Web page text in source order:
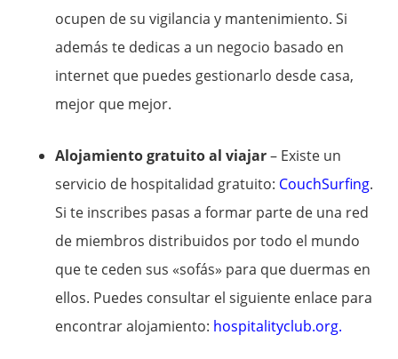
ocupen de su vigilancia y mantenimiento. Si
además te dedicas a un negocio basado en
internet que puedes gestionarlo desde casa,
mejor que mejor.
Alojamiento gratuito al viajar– Existe un
servicio de hospitalidad gratuito: CouchSurfing.
Si te inscribes pasas a formar parte de una red
de miembros distribuidos por todo el mundo
que te ceden sus «sofás» para que duermas en
ellos. Puedes consultar el siguiente enlace para
encontrar alojamiento: hospitalityclub.org.